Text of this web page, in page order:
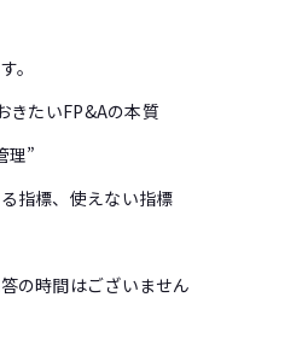
。
きたいFP&Aの本質
理”
指標、使えない指標
の時間はございません